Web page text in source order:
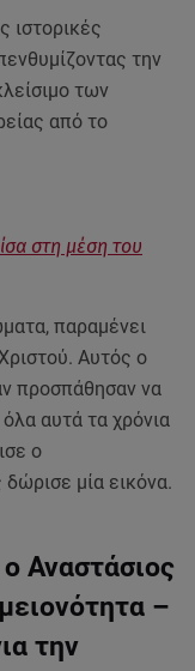
ιστορικές
την
των
από το
στη μέση του
παραμένει
Αυτός ο
προσπάθησαν να
αυτά τα χρόνια
ο
μία εικόνα.
Αναστάσιος
–
την